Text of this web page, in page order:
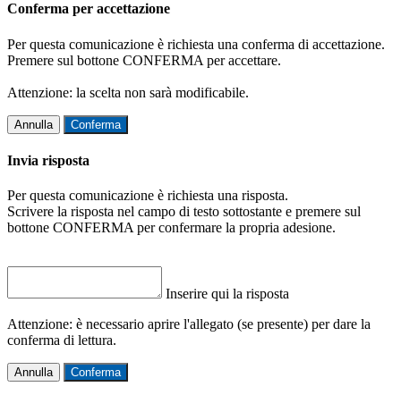
Conferma per accettazione
Per questa comunicazione è richiesta una conferma di accettazione.
Premere sul bottone CONFERMA per accettare.
Attenzione: la scelta non sarà modificabile.
Annulla Conferma
Invia risposta
Per questa comunicazione è richiesta una risposta.
Scrivere la risposta nel campo di testo sottostante e premere sul
bottone CONFERMA per confermare la propria adesione.
Inserire qui la risposta
Attenzione: è necessario aprire l'allegato (se presente) per dare la
conferma di lettura.
Annulla Conferma